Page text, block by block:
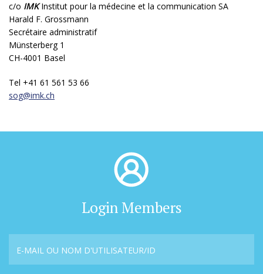
c/o IMKInstitut pour la médecine et la communication SA
Harald F. Grossmann
Secrétaire administratif
Münsterberg 1
CH-4001 Basel
Tel +41 61 561 53 66
sog@imk.ch
Login Members